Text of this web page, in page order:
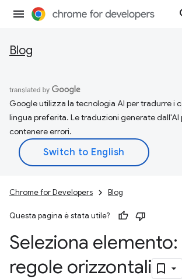
Blog
Google utilizza la tecnologia AI per tradurre i
lingua preferita. Le traduzioni generate dall'AI
contenere errori.
Chrome for Developers Blog
Questa pagina è stata utile?
Seleziona
regole orizzontali